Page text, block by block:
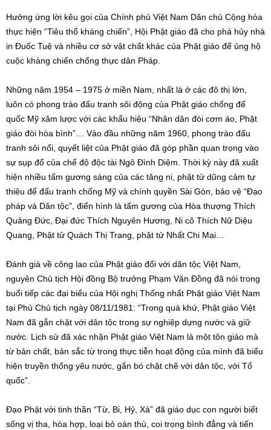
Hưởng ứng lời kêu gọi của Chính phủ Việt Nam Dân chủ Cộng hòa
thực hiện “Tiêu thổ kháng chiến”, Hội Phật giáo đã cho phá hủy nhà
in Đuốc Tuệ và nhiều cơ sở vật chất khác của Phật giáo để ủng hộ
cuộc kháng chiến chống thực dân Pháp.
Những năm 1954 – 1975 ở miền Nam, nhất là ở các đô thị lớn,
luôn có phong trào đấu tranh sôi động của Phật giáo chống đế
quốc Mỹ xâm lược với các khẩu hiệu “Nhân dân đòi cơm áo, Phật
giáo đòi hòa bình”… Vào đầu những năm 1960, phong trào đấu
tranh sôi nổi, quyết liệt của Phật giáo đã góp phần quan trọng vào
sự sụp đổ của chế độ độc tài Ngô Đình Diệm. Thời kỳ này đã xuất
hiện nhiều tấm gương sáng của các tăng ni, phật tử dũng cảm tự
thiêu để đấu tranh chống Mỹ và chính quyền Sài Gòn, bảo vệ “Đạo
pháp và Dân tộc”, điển hình là tấm gương của Hòa thượng Thích
Quảng Đức, Đại đức Thích Nguyên Hương, Ni cô Thích Nữ Diệu
Quang, Phật tử Quách Thị Trang, phật tử Nhất Chi Mai…
Đánh giá về công lao của Phật giáo đối với dân tộc Việt Nam,
nguyên Chủ tịch Hội đồng Bộ trưởng Phạm Văn Đồng đã nói trong
buổi tiếp các đại biểu của Hội nghị Thống nhất Phật giáo Việt Nam
tại Phủ Chủ tịch ngày 08/11/1981: “Trong quá khứ, Phật giáo Việt
Nam đã gắn chặt với dân tộc trong sự nghiệp dựng nước và giữ
nước. Lịch sử đã xác nhận Phật giáo Việt Nam là một tôn giáo mà
từ bản chất, bản sắc từ trong thực tiễn hoạt động của mình đã biểu
hiện truyền thống yêu nước, gắn bó chặt chẽ với dân tộc, với Tổ
quốc”.
Đạo Phật với tinh thần “Từ, Bi, Hỷ, Xả” đã giáo dục con người biết
sống vị tha, hòa hợp, loại bỏ oán thù, coi trọng bình đẳng và tiến